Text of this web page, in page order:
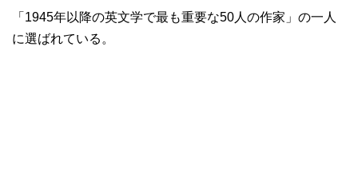
「1945年以降の英文学で最も重要な50人の作家」の一人
に選ばれている。